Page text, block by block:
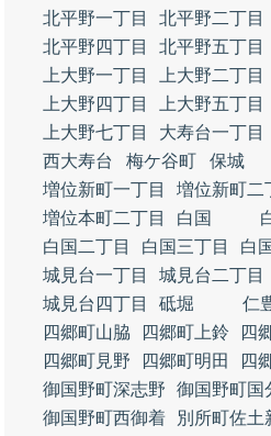
北平野一丁目
北平野二丁目
北平野四丁目
北平野五丁目
上大野一丁目
上大野二丁目
上大野四丁目
上大野五丁目
上大野七丁目
大寿台一丁目
西大寿台
梅ケ谷町 保城
増位新町一丁目
増位新町二
増位本町二丁目
白国
白国二丁目
白国三丁目 白
城見台一丁目
城見台二丁目
城見台四丁目
砥堀 仁
四郷町山脇
四郷町上鈴 四
四郷町見野
四郷町明田
四
御国野町深志野
御国野町国
御国野町西御着
別所町佐土